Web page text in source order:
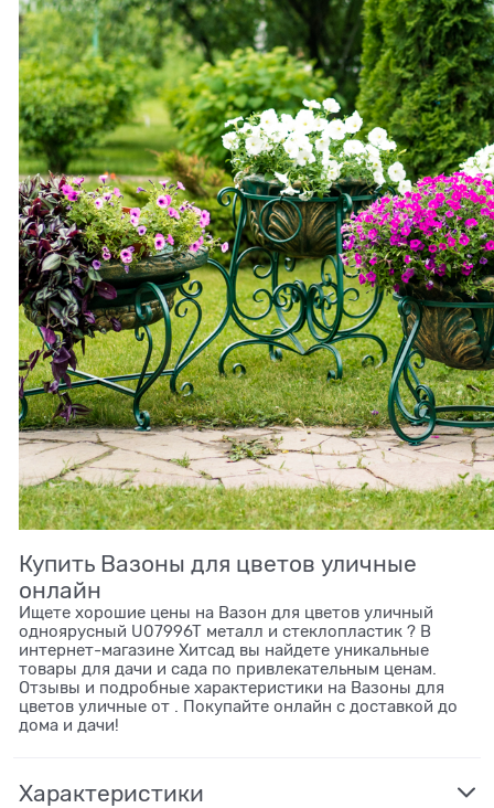
Купить Вазоны для цветов уличные
онлайн
Ищете хорошие цены на Вазон для цветов уличный
одноярусный U07996T металл и стеклопластик ? В
интернет-магазине Хитсад вы найдете уникальные
товары для дачи и сада по привлекательным ценам.
Отзывы и подробные характеристики на Вазоны для
цветов уличные от . Покупайте онлайн с доставкой до
дома и дачи!
Характеристики